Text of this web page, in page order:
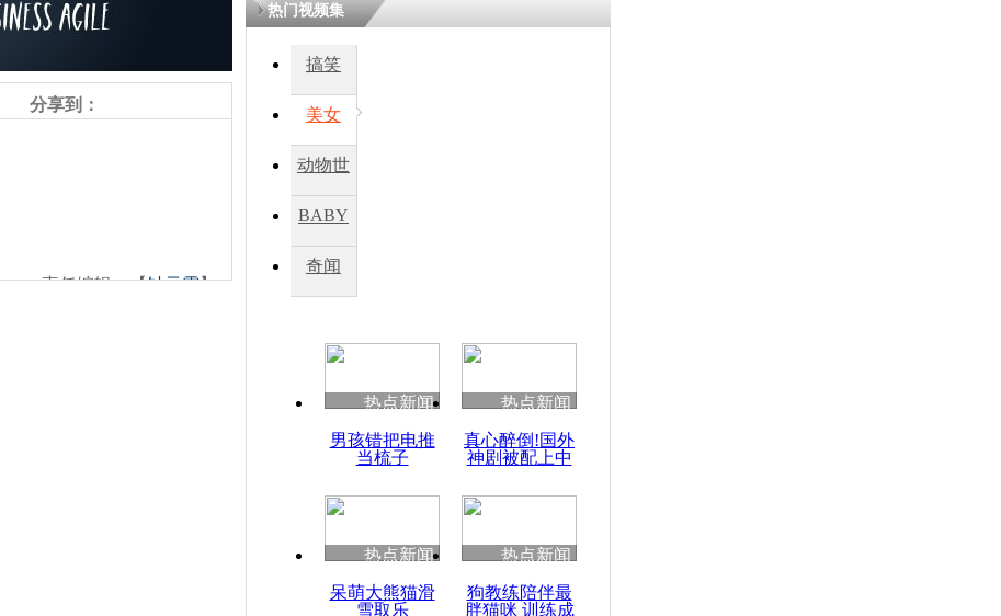
分享到：
责任编辑：【钟元霞】
热门视频集
搞笑
美女
动物世
BABY
秀
奇闻
热点新闻
男孩错把电推
当梳子
热点新闻
真心醉倒!国外
神剧被配上中
热点新闻
呆萌大熊猫滑
雪取乐
热点新闻
狗教练陪伴最
胖猫咪 训练成